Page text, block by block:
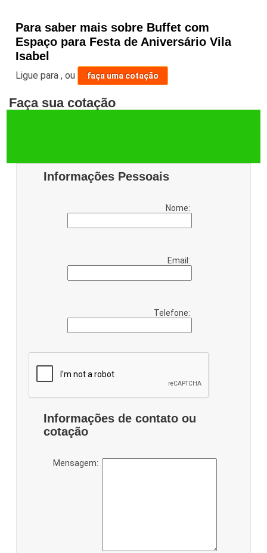
Para saber mais sobre Buffet com
Espaço para Festa de Aniversário Vila
Isabel
Ligue para,ou faça uma cotação
Faça sua cotação
Informações Pessoais
Nome:
Email:
Telefone:
Informações de contato ou
cotação
Mensagem: